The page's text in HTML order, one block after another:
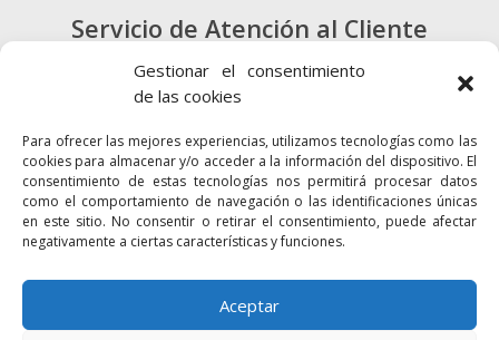
Gestionar el consentimiento
de las cookies
Para ofrecer las mejores experiencias, utilizamos tecnologías como las
cookies para almacenar y/o acceder a la información del dispositivo. El
consentimiento de estas tecnologías nos permitirá procesar datos
como el comportamiento de navegación o las identificaciones únicas
en este sitio. No consentir o retirar el consentimiento, puede afectar
negativamente a ciertas características y funciones.
Aceptar
Servicio de Atención al Cliente
900 720 415
CONTACTO
Enlaces Accesibilidad Mapa Web